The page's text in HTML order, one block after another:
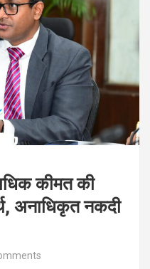
कीमत की
अनाधिकृत नकदी